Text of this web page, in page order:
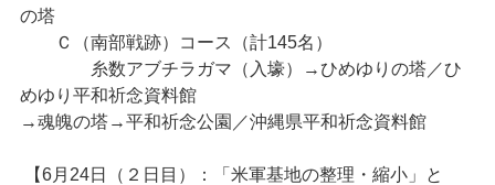
の塔
Ｃ（南部戦跡）コース（計145名）
糸数アブチラガマ（入壕）→ひめゆりの塔／ひ
めゆり平和祈念資料館
→魂魄の塔→平和祈念公園／沖縄県平和祈念資料館
【6月24日（２日目）：「米軍基地の整理・縮小」と